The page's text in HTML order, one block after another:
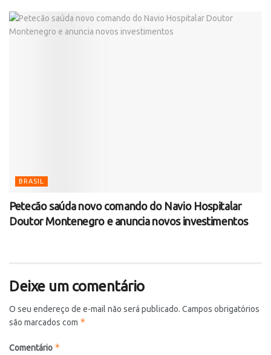
BRASIL
Petecão saúda novo comando do Navio Hospitalar
Doutor Montenegro e anuncia novos investimentos
Deixe um comentário
O seu endereço de e-mail não será publicado. Campos obrigatórios
são marcados com *
Comentário *